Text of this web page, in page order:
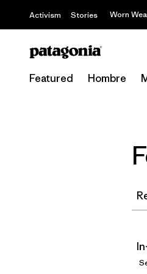
Activism Stories Worn
Featured Hombre